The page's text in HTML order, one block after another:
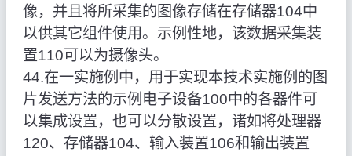
像，并且将所采集的图像存储在存储器104中
以供其它组件使用。示例性地，该数据采集装
置110可以为摄像头。
44.在一实施例中，用于实现本技术实施例的图
片发送方法的示例电子设备100中的各器件可
以集成设置，也可以分散设置，诸如将处理器
120、存储器104、输入装置106和输出装置